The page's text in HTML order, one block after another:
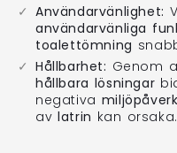
Användarvänlighet:
användarvänliga
toalettömning
Hållbarhet: Genom
hållbara lösningar
negativa
avlatrin kan orsaka.